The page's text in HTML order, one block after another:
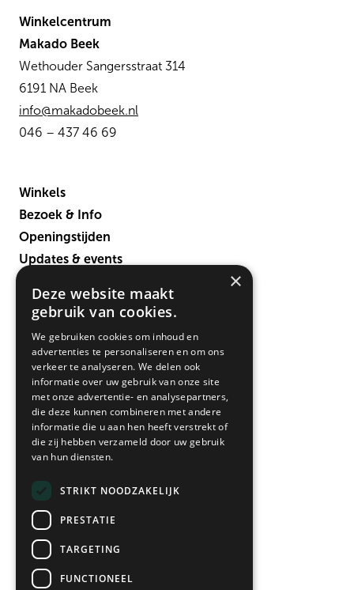
Winkelcentrum
Makado Beek
Wethouder Sangersstraat 314
6191 NA Beek
info@makadobeek.nl
046 – 437 46 69
Winkels
Bezoek & Info
Openingstijden
Updates & events
Contact
• vandaag open 12:00-17:00
Maandag*
Dinsdag
09:00 - 18:00
Woensdag
09:00 - 18:00
Donderdag
Vrijdag
Zaterdag
09:00 - 17:00
×
Deze website maakt
gebruik van cookies.
We gebruiken cookies om inhoud en
advertenties te personaliseren en om ons
verkeer te analyseren. We delen ook
informatie over uw gebruik van onze site
met onze advertentie- en analysepartners,
die deze kunnen combineren met andere
informatie die u aan hen heeft verstrekt of
die zij hebben verzameld door uw gebruik
van hun diensten.
STRIKT NOODZAKELIJK
PRESTATIE
TARGETING
FUNCTIONEEL